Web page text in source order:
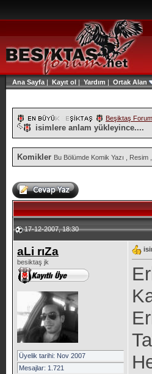
Ana Sayfa | Kayıt ol | Yardım | Ortak Alan
Beşiktaş
isimlere anlam yükleyince....
Komikler Bu Bölümde Komik Yazı , Resim
17-12-2007, 18:30
aLi rıZa
besiktaş jk
Üyelik tarihi: Nov 2007
Mesajlar: 1.721